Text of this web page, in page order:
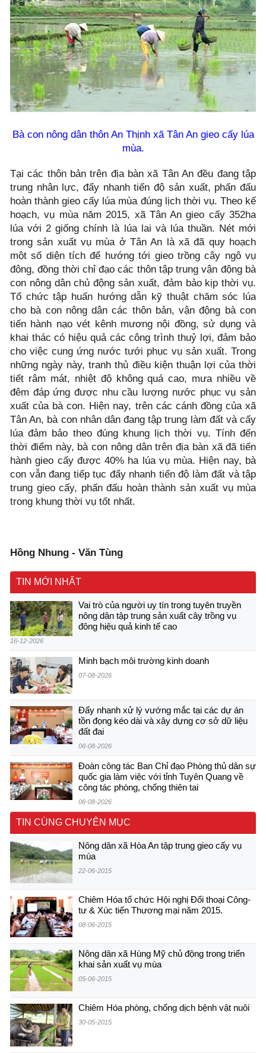
Bà con nông dân thôn An Thịnh xã Tân An gieo cấy lúa
mùa.
Tại các thôn bản trên địa bàn xã Tân An đều đang tập
trung nhân lực, đẩy nhanh tiến độ sản xuất, phấn đấu
hoàn thành gieo cấy lúa mùa đúng lịch thời vụ. Theo kế
hoạch, vụ mùa năm 2015, xã Tân An gieo cấy 352ha
lúa với 2 giống chính là lúa lai và lúa thuần. Nét mới
trong sản xuất vụ mùa ở Tân An là xã đã quy hoạch
một số diện tích để hướng tới gieo trồng cây ngô vụ
đông, đồng thời chỉ đạo các thôn tập trung vận động bà
con nông dân chủ động sản xuất, đảm bảo kịp thời vụ.
Tổ chức tập huấn hướng dẫn kỹ thuật chăm sóc lúa
cho bà con nông dân các thôn bản, vận động bà con
tiến hành nạo vét kênh mương nội đồng, sử dụng và
khai thác có hiệu quả các công trình thuỷ lợi, đảm bảo
cho việc cung ứng nước tưới phục vụ sản xuất. Trong
những ngày này, tranh thủ điều kiện thuận lợi của thời
tiết râm mát, nhiệt độ không quá cao, mưa nhiều về
đêm đáp ứng được nhu cầu lượng nước phục vụ sản
xuất của bà con. Hiện nay, trên các cánh đồng của xã
Tân An, bà con nhân dân đang tập trung làm đất và cấy
lúa đảm bảo theo đúng khung lịch thời vụ. Tính đến
thời điểm này, bà con nông dân trên địa bàn xã đã tiến
hành gieo cấy được 40% ha lúa vụ mùa. Hiện nay, bà
con vẫn đang tiếp tục đẩy nhanh tiến độ làm đất và tập
trung gieo cấy, phấn đấu hoàn thành sản xuất vụ mùa
trong khung thời vụ tốt nhất.
Hồng Nhung - Văn Tùng
TIN MỚI NHẤT
Vai trò của người uy tín trong tuyên truyền
nông dân tập trung sản xuất cây trồng vụ
đông hiệu quả kinh tế cao
16-12-2026
Minh bạch môi trường kinh doanh
07-08-2026
Đẩy nhanh xử lý vướng mắc tại các dự án
tồn đọng kéo dài và xây dựng cơ sở dữ liệu
đất đai
06-08-2026
Đoàn công tác Ban Chỉ đạo Phòng thủ dân sự
quốc gia làm việc với tỉnh Tuyên Quang về
công tác phòng, chống thiên tai
06-08-2026
TIN CÙNG CHUYÊN MỤC
Nông dân xã Hòa An tập trung gieo cấy vụ
mùa
22-06-2015
Chiêm Hóa tổ chức Hội nghị Đối thoại Công-
tư & Xúc tiến Thương mại năm 2015.
08-06-2015
Nông dân xã Hùng Mỹ chủ động trong triển
khai sản xuất vụ mùa
05-06-2015
Chiêm Hóa phòng, chống dịch bệnh vật nuôi
30-05-2015